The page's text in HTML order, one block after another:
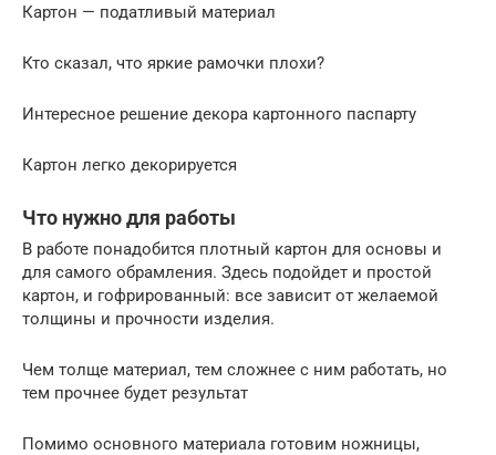
Картон — податливый материал
Кто сказал, что яркие рамочки плохи?
Интересное решение декора картонного паспарту
Картон легко декорируется
Что нужно для работы
В работе понадобится плотный картон для основы и
для самого обрамления. Здесь подойдет и простой
картон, и гофрированный: все зависит от желаемой
толщины и прочности изделия.
Чем толще материал, тем сложнее с ним работать, но
тем прочнее будет результат
Помимо основного материала готовим ножницы,